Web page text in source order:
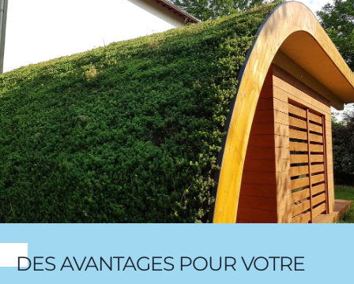
DES AVANTAGES POUR VOTRE